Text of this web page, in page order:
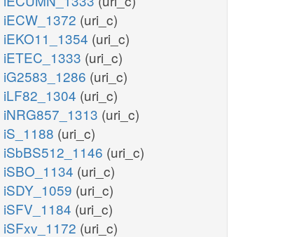
iECW_1372 (uri_c)
iEKO11_1354 (uri_c)
iETEC_1333 (uri_c)
iG2583_1286 (uri_c)
iLF82_1304 (uri_c)
iNRG857_1313 (uri_c)
iS_1188 (uri_c)
iSbBS512_1146 (uri_c)
iSBO_1134 (uri_c)
iSDY_1059 (uri_c)
iSFV_1184 (uri_c)
iSFxv_1172 (uri_c)